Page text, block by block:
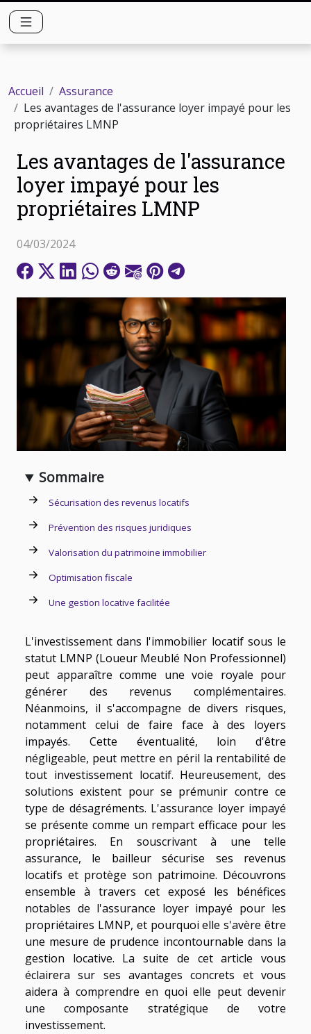
Accueil
Assurance
Les avantages de l'assurance loyer impayé pour les
propriétaires LMNP
Les avantages de l'assurance
loyer impayé pour les
propriétaires LMNP
04/03/2024
Sommaire
Sécurisation des revenus locatifs
Prévention des risques juridiques
Valorisation du patrimoine immobilier
Optimisation fiscale
Une gestion locative facilitée
L'investissement dans l'immobilier locatif sous le
statut LMNP (Loueur Meublé Non Professionnel)
peut apparaître comme une voie royale pour
générer des revenus complémentaires.
Néanmoins, il s'accompagne de divers risques,
notamment celui de faire face à des loyers
impayés. Cette éventualité, loin d'être
négligeable, peut mettre en péril la rentabilité de
tout investissement locatif. Heureusement, des
solutions existent pour se prémunir contre ce
type de désagréments. L'assurance loyer impayé
se présente comme un rempart efficace pour les
propriétaires. En souscrivant à une telle
assurance, le bailleur sécurise ses revenus
locatifs et protège son patrimoine. Découvrons
ensemble à travers cet exposé les bénéfices
notables de l'assurance loyer impayé pour les
propriétaires LMNP, et pourquoi elle s'avère être
une mesure de prudence incontournable dans la
gestion locative. La suite de cet article vous
éclairera sur ses avantages concrets et vous
aidera à comprendre en quoi elle peut devenir
une composante stratégique de votre
investissement.